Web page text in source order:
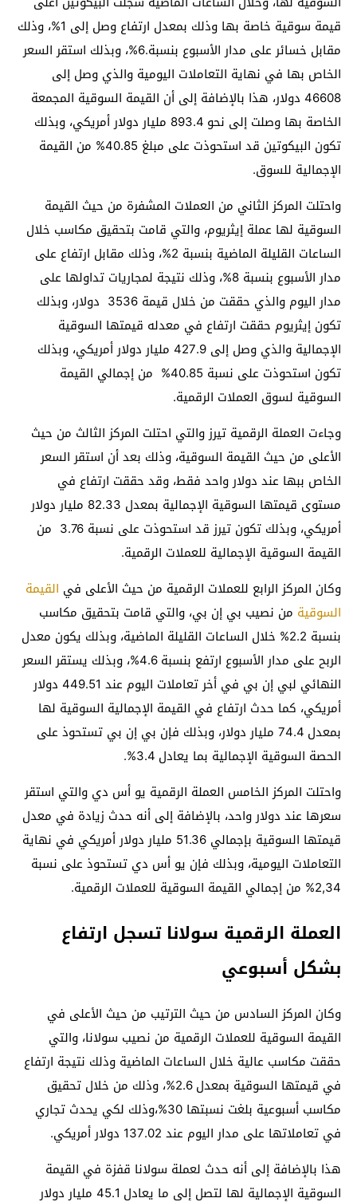
قيمة سوقية خاصة بها وذلك بمعدل ارتفاع وصل إلى 1%، وذلك
مقابل خسائر على مدار الأسبوع بنسبة.6%، وبذلك استقر السعر
الخاص بها في نهاية التعاملات اليومية والذي وصل إلى
46608 دولار، هذا بالإضافة إلى أن القيمة السوقية المجمعة
الخاصة بها وصلت إلى نحو 893.4 مليار دولار أمريكي، وبذلك
تكون البيكوتين قد استحوذت على مبلغ 40.85% من القيمة
الإجمالية للسوق.
واحتلت المركز الثاني من العملات المشفرة من حيث القيمة
السوقية لها عملة إيثريوم، والتي قامت بتحقيق مكاسب خلال
الساعات القليلة الماضية بنسبة 2%، وذلك مقابل ارتفاع على
مدار الأسبوع بنسبة 8%، وذلك نتيجة لمجاريات تداولها على
مدار اليوم والذي حققت من خلال قيمة 3536 دولار، وبذلك
تكون إيثريوم حققت ارتفاع في معدله قيمتها السوقية
الإجمالية والذي وصل إلى 427.9 مليار دولار أمريكي، وبذلك
تكون استحوذت على نسبة 40.85% من إجمالي القيمة
السوقية لسوق العملات الرقمية.
وجاءت العملة الرقمية تيرز والتي احتلت المركز الثالث من حيث
الأعلى من حيث القيمة السوقية، وذلك بعد أن استقر السعر
الخاص ببها عند دولار واحد فقط، وقد حققت ارتفاع في
مستوى قيمتها السوقية الإجمالية بمعدل 82.33 مليار دولار
أمريكي، وبذلك تكون تيرز قد استحوذت على نسبة 3.76 من
القيمة السوقية الإجمالية للعملات الرقمية.
وكان المركز الرابع للعملات الرقمية من حيث الأعلى في القيمة
السوقية من نصيب بي إن بي، والتي قامت بتحقيق مكاسب
بنسبة 2.2% خلال الساعات القليلة الماضية، وبذلك يكون معدل
الربح على مدار الأسبوع ارتفع بنسبة 4.6%، وبذلك يستقر السعر
النهائي لبي إن بي في أخر تعاملات اليوم عند 449.51 دولار
أمريكي، كما حدث ارتفاع في القيمة الإجمالية السوقية لها
بمعدل 74.4 مليار دولار، وبذلك فإن بي إن بي تستحوذ على
الحصة السوقية الإجمالية بما يعادل 3.4%.
واحتلت المركز الخامس العملة الرقمية يو أس دي والتي استقر
سعرها عند دولار واحد، بالإضافة إلى أنه حدث زيادة في معدل
قيمتها السوقية بإجمالي 51.36 مليار دولار أمريكي في نهاية
التعاملات اليومية، وبذلك فإن يو أس دي تستحوذ على نسبة
2,34% من إجمالي القيمة السوقية للعملات الرقمية.
العملة الرقمية سولانا تسجل ارتفاع
بشكل أسبوعي
وكان المركز السادس من حيث الترتيب من حيث الأعلى في
القيمة السوقية للعملات الرقمية من نصيب سولانا، والتي
حققت مكاسب عالية خلال الساعات الماضية وذلك نتيجة ارتفاع
في قيمتها السوقية بمعدل 2.6%، وذلك من خلال تحقيق
مكاسب أسبوعية بلغت نسبتها 30%،وذلك لكي يحدث تجاري
في تعاملاتها على مدار اليوم عند 137.02 دولار أمريكي.
هذا بالإضافة إلى أنه حدث لعملة سولانا قفزة في القيمة
السوقية الإجمالية لها لتصل إلى ما يعادل 45.1 مليار دولار